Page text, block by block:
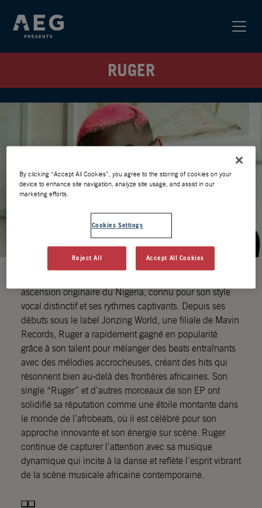
RUGER
ascension originaire du Nigeria, connu pour son style
vocal distinctif et ses rythmes captivants. Depuis ses
débuts sous le label Jonzing World, une filiale de Mavin
Records, Ruger a rapidement gagné en popularité
grâce à son talent pour mélanger des beats entraînants
avec des mélodies accrocheuses, créant des hits qui
résonnent bien au-delà des frontières africaines. Son
single “Ruger” et d’autres morceaux de son EP ont
solidifié sa réputation comme une étoile montante dans
le monde de l’afrobeats, où il est célébré pour son
approche innovante et son énergie sur scène. Ruger
continue de capturer l’attention avec sa musique
dynamique qui incite à la danse et reflète l’esprit vibrant
de la scène musicale africaine contemporaine.
By clicking “Accept All Cookies”, you agree to the storing of cookies on your
device to enhance site navigation, analyze site usage, and assist in our
marketing efforts.
Cookies Settings
Reject All Accept All Cookies